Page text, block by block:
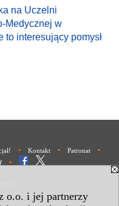
o.o. i jej partnerzy
na Uczelni
Medycznej w
to interesujący pomysł
• Kontakt • Patronat •
•